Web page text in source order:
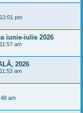
pm
iunie-iulie 2026
am
2026
am
am